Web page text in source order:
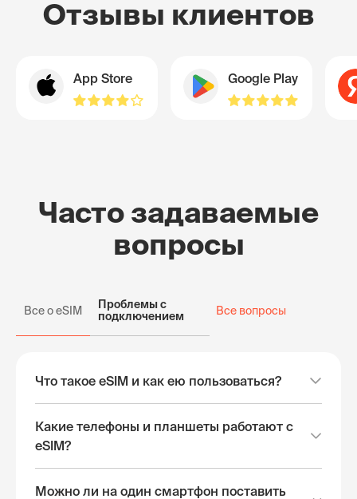
Отзывы клиентов
App Store Google Play
Часто задаваемые
вопросы
Все о eSIM
Проблемы с
подключением
Все вопросы
Что такое eSIM и как ею пользоваться?
Какие телефоны и планшеты работают с
eSIM?
Можно ли на один смартфон поставить